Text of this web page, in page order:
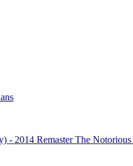
- 2014 Remaster The